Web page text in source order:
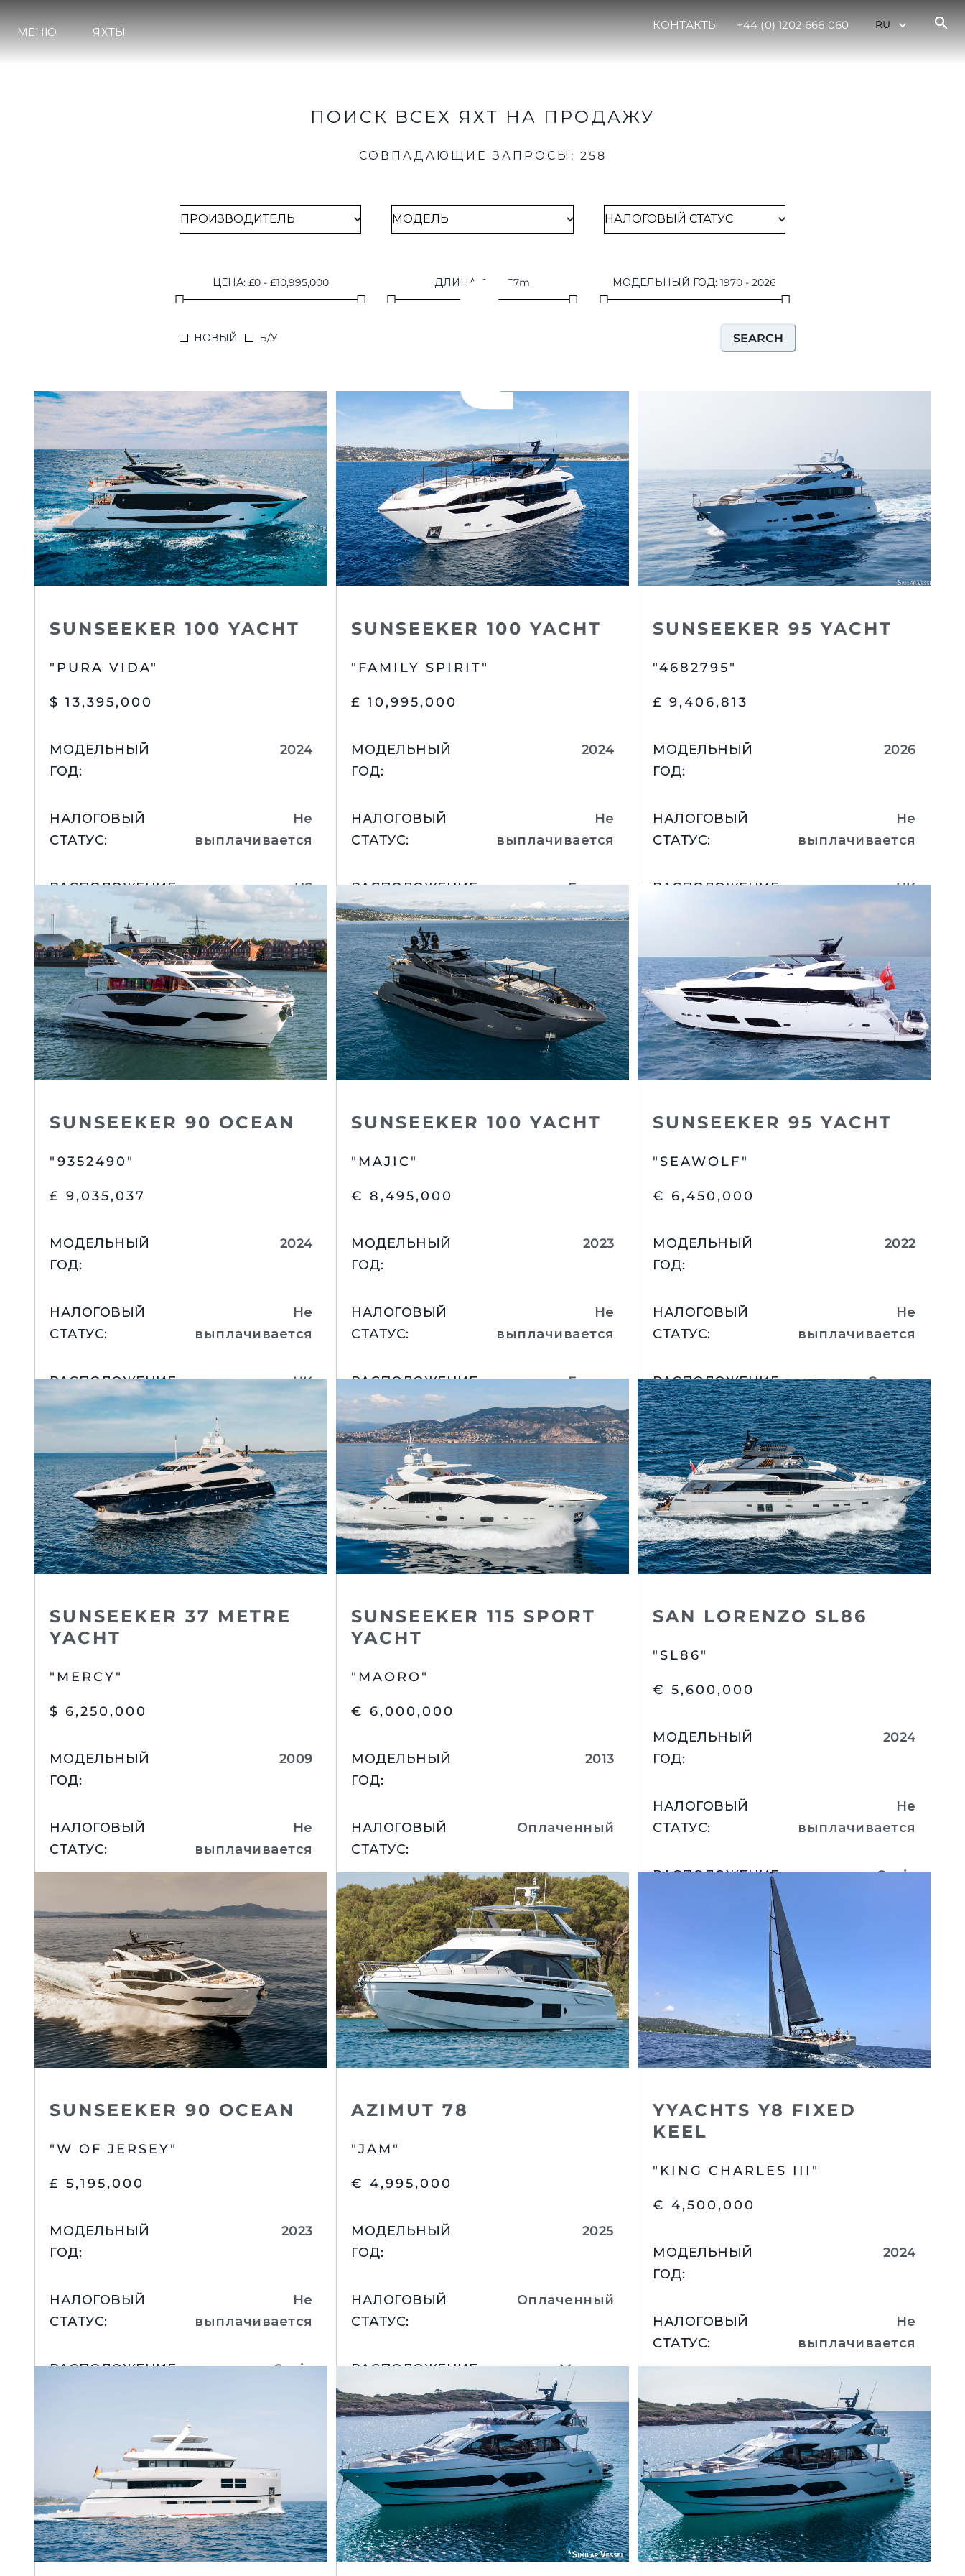
МЕНЮ ЯХТЫ
КОНТАКТЫ +44 (0) 1202 666 060
ПОИСК ВСЕХ ЯХТ НА ПРОДАЖУ
СОВПАДАЮЩИЕ ЗАПРОСЫ : 258
ЦЕНА: £0- £10,995,000 ДЛИНА 0 -37m МОДЕЛЬНЫЙ ГОД:1970 -2026
НОВЫЙ Б/У SEARCH
SUNSEEKER 100 YACHT
"PURA VIDA"
$ 13,395,000
МОДЕЛЬНЫЙ
ГОД:
2024
НАЛОГОВЫЙ
СТАТУС:
Не
выплачивается
РАСПОЛОЖЕНИЕ: US
Подробнее
SUNSEEKER 100 YACHT
"FAMILY SPIRIT"
£ 10,995,000
МОДЕЛЬНЫЙ
ГОД:
2024
НАЛОГОВЫЙ
СТАТУС:
Не
выплачивается
РАСПОЛОЖЕНИЕ: France
Подробнее
SUNSEEKER 95 YACHT
"4682795"
£ 9,406,813
МОДЕЛЬНЫЙ
ГОД:
2026
НАЛОГОВЫЙ
СТАТУС:
Не
выплачивается
РАСПОЛОЖЕНИЕ: UK
SUNSEEKER 90 OCEAN
"9352490"
£ 9,035,037
МОДЕЛЬНЫЙ
ГОД:
2024
НАЛОГОВЫЙ
СТАТУС:
Не
выплачивается
РАСПОЛОЖЕНИЕ: UK
Подробнее
SUNSEEKER 100 YACHT
"MAJIC"
€ 8,495,000
МОДЕЛЬНЫЙ
ГОД:
2023
НАЛОГОВЫЙ
СТАТУС:
Не
выплачивается
РАСПОЛОЖЕНИЕ: France
Подробнее
SUNSEEKER 95 YACHT
"SEAWOLF"
€ 6,450,000
МОДЕЛЬНЫЙ
ГОД:
2022
НАЛОГОВЫЙ
СТАТУС:
Не
выплачивается
РАСПОЛОЖЕНИЕ: Greece
Подробнее
SUNSEEKER 37 METRE
YACHT
"MERCY"
$ 6,250,000
МОДЕЛЬНЫЙ
ГОД:
2009
НАЛОГОВЫЙ
СТАТУС:
Не
выплачивается
Подробнее
SUNSEEKER 115 SPORT
YACHT
"MAORO"
€ 6,000,000
МОДЕЛЬНЫЙ
ГОД:
2013
НАЛОГОВЫЙ
СТАТУС:
Оплаченный
РАСПОЛОЖЕНИЕ: Spain
Подробнее
SAN LORENZO SL86
"SL86"
€ 5,600,000
МОДЕЛЬНЫЙ
ГОД:
2024
НАЛОГОВЫЙ
СТАТУС:
Не
выплачивается
РАСПОЛОЖЕНИЕ: Spain
SUNSEEKER 90 OCEAN
"W OF JERSEY"
£ 5,195,000
МОДЕЛЬНЫЙ
ГОД:
2023
НАЛОГОВЫЙ
СТАТУС:
Не
выплачивается
РАСПОЛОЖЕНИЕ: Spain
AZIMUT 78
"JAM"
€ 4,995,000
МОДЕЛЬНЫЙ
ГОД:
2025
НАЛОГОВЫЙ
СТАТУС:
Оплаченный
РАСПОЛОЖЕНИЕ: Monaco
Подробнее
YYACHTS Y8 FIXED
KEEL
"KING CHARLES III"
€ 4,500,000
МОДЕЛЬНЫЙ
ГОД:
2024
НАЛОГОВЫЙ
СТАТУС:
Не
выплачивается
France
Подробнее
Информация
Карта Сайта
Юридическая
MODERN SLAVERY
TERMS & CONDITIONS
COOKIE POLICY
RECRUITMENT
Компания
Инновации
Компания
Команда
Lifestyle
Наследие
Value Your Boat